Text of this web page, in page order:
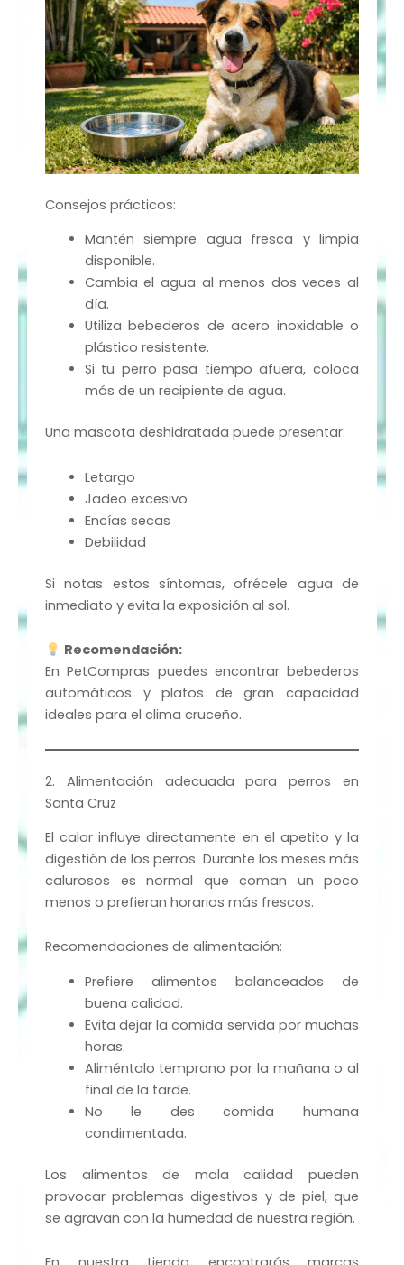
Consejos prácticos:
Mantén siempre agua fresca y limpia
disponible.
Cambia el agua al menos dos veces al
día.
Utiliza bebederos de acero inoxidable o
plástico resistente.
Si tu perro pasa tiempo afuera, coloca
más de un recipiente de agua.
Una mascota deshidratada puede presentar:
Letargo
Jadeo excesivo
Encías secas
Debilidad
Si notas estos síntomas, ofrécele agua de
inmediato y evita la exposición al sol.
Recomendación:
En PetCompras puedes encontrar bebederos
automáticos y platos de gran capacidad
ideales para el clima cruceño.
2. Alimentación adecuada para perros en
Santa Cruz
El calor influye directamente en el apetito y la
digestión de los perros. Durante los meses más
calurosos es normal que coman un poco
menos o prefieran horarios más frescos.
Recomendaciones de alimentación:
Prefiere alimentos balanceados de
buena calidad.
Evita dejar la comida servida por muchas
horas.
Aliméntalo temprano por la mañana o al
final de la tarde.
No le des comida humana
condimentada.
Los alimentos de mala calidad pueden
provocar problemas digestivos y de piel, que
se agravan con la humedad de nuestra región.